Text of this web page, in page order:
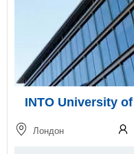
INTO University
Лондон